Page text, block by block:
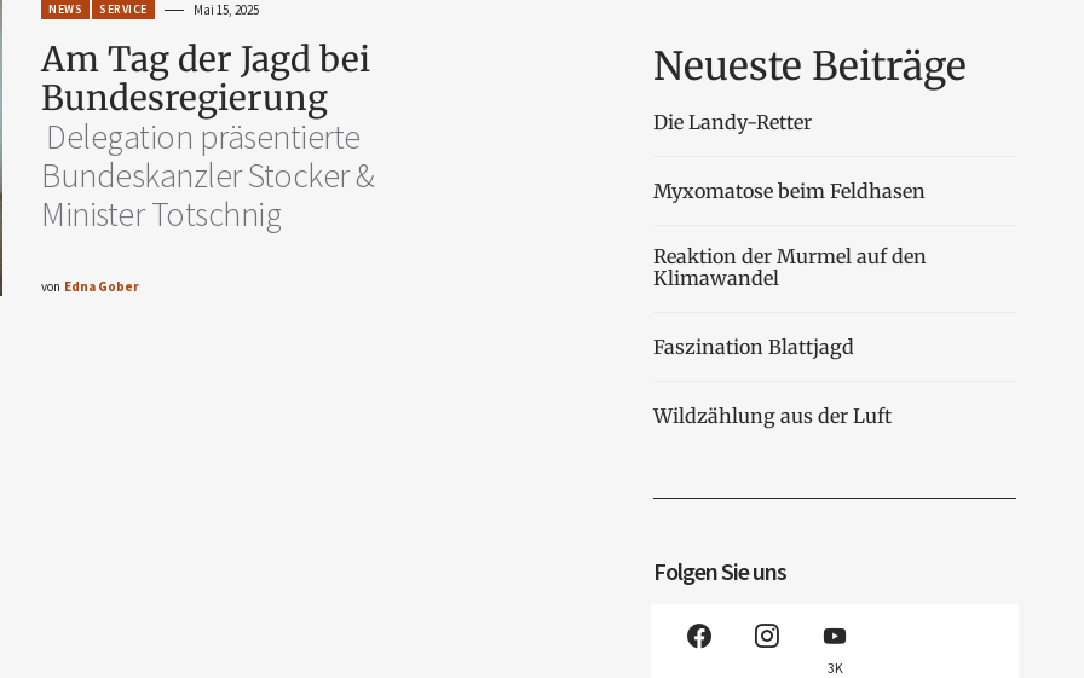
NEWS SERVICE Mai 15, 2025
Am Tag der Jagd bei
Bundesregierung
Delegation präsentierte
Bundeskanzler Stocker &
Minister Totschnig
von Edna Gober
Neueste Beiträge
Die Landy-Retter
Myxomatose beim Feldhasen
Reaktion der Murmel auf den
Klimawandel
Faszination Blattjagd
Wildzählung aus der Luft
Folgen Sie uns
3K